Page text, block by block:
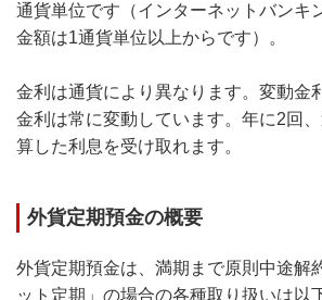
通貨単位です（インターネットバンキ
金額は1通貨単位以上からです）。
金利は通貨により異なります。変動金
金利は常に変動しています。年に2回
算した利息を受け取れます。
外貨定期預金の概要
外貨定期預金は、満期まで原則中途解
ット定期」の場合の各種取り扱いは以